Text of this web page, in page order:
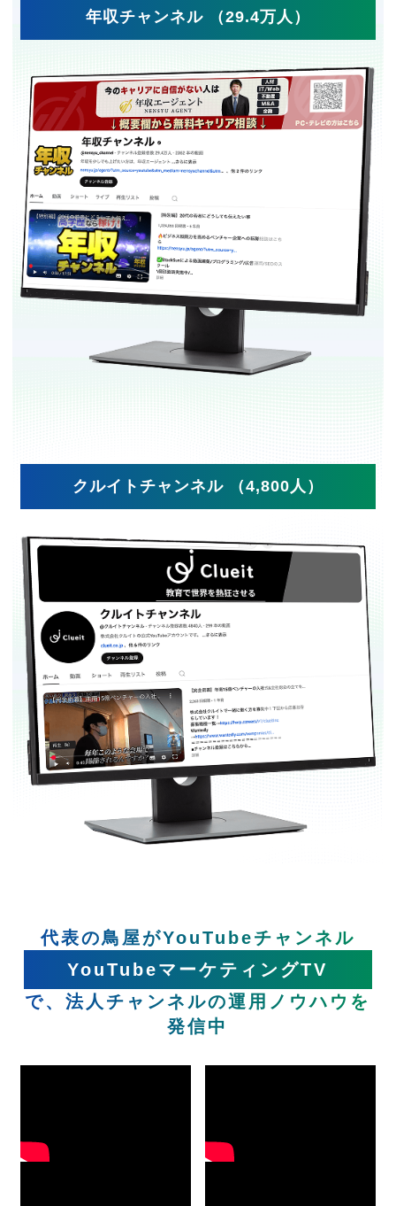
年収チャンネル （29.4万人）
クルイトチャンネル （4,800人）
代表の鳥屋がYouTubeチャンネル
YouTubeマーケティングTV
で、法人チャンネルの運用ノウハウを
発信中